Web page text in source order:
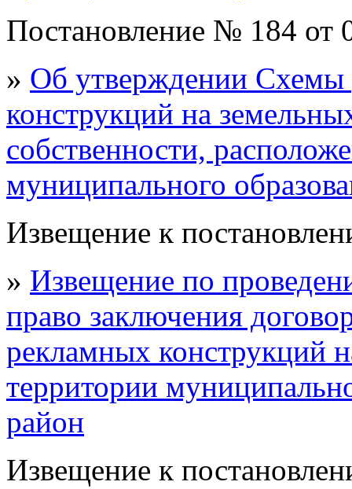
Постановление № 184 от
» Об утверждении Схемы
конструкций на
собственности,
муниципального
Извещение к
» Извещение по
право заключения
рекламных конструкций
территории
район
Извещение к